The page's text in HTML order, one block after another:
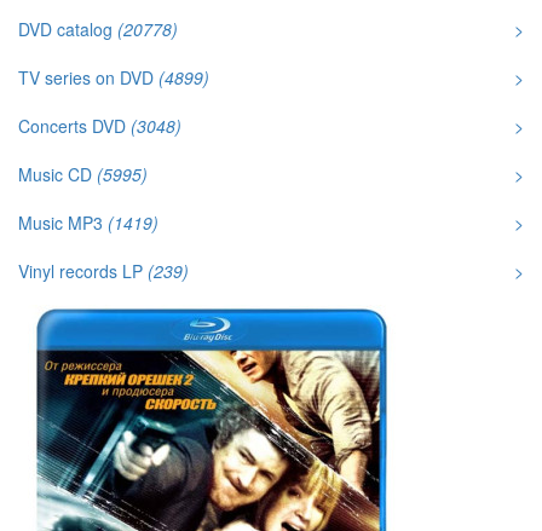
DVD catalog (20778)
>
TV series on DVD (4899)
>
Concerts DVD (3048)
>
Music CD (5995)
>
Music MP3 (1419)
>
Vinyl records LP (239) >